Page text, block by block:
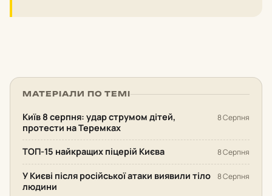
МАТЕРІАЛИ ПО ТЕМІ
Київ 8 серпня: удар струмом дітей,
протести на Теремках
8 Серпня
ТОП-15 найкращих піцерій Києва 8 Серпня
У Києві після російської атаки виявили тіло
людини
8 Серпня